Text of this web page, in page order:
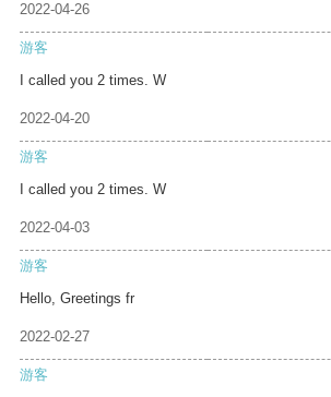
2022-04-26
游客
I called you 2 times. W
2022-04-20
游客
I called you 2 times. W
2022-04-03
游客
Hello, Greetings fr
2022-02-27
游客